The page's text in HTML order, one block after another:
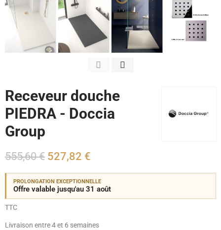
Receveur douche
PIEDRA - Doccia
Group
555,60 € 527,82 €
PROLONGATION EXCEPTIONNELLE
Offre valable jusqu'au 31 août
TTC
Livraison entre 4 et 6 semaines